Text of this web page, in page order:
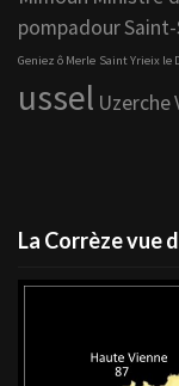
pompadour
Geniez ô Merle Saint Yrieix le
ussel Uzerche
La Corrèze vue